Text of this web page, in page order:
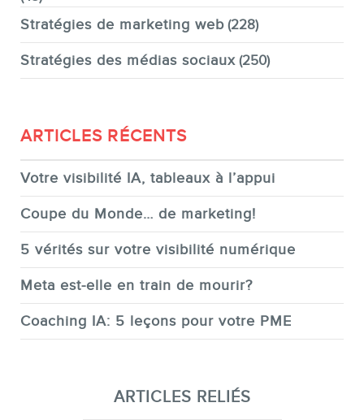
Stratégies de marketing web (228)
Stratégies des médias sociaux (250)
ARTICLES RÉCENTS
Votre visibilité IA, tableaux à l’appui
Coupe du Monde… de marketing!
5 vérités sur votre visibilité numérique
Meta est-elle en train de mourir?
Coaching IA: 5 leçons pour votre PME
ARTICLES RELIÉS